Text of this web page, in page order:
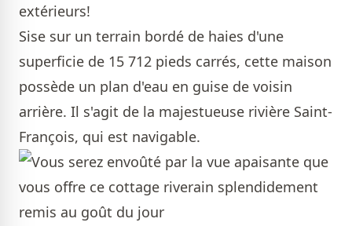
extérieurs!
Sise sur un terrain bordé de haies d'une
superficie de 15 712 pieds carrés, cette maison
possède un plan d'eau en guise de voisin
arrière. Il s'agit de la majestueuse rivière Saint-
François, qui est navigable.